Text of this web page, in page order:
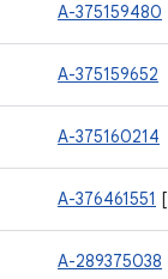
A-375159480
A-375159652
A-375160214
A-376461551 [
A-289375038